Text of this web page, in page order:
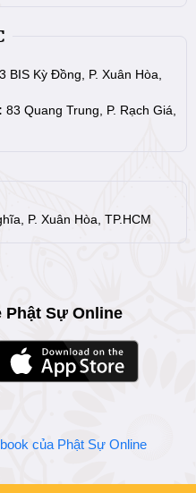
BIS Kỳ Đồng, P. Xuân Hòa,
83 Quang Trung, P. Rạch Giá,
P. Xuân Hòa, TP.HCM
Phật Sự Online
của Phật Sự Online